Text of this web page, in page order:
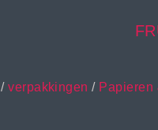
/verpakkingen / Papieren